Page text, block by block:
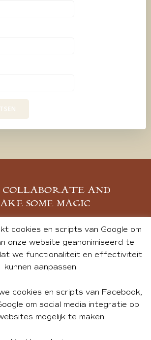
COLLABORATE AND
SOME MAGIC
MELD JE AAN
cookies en scripts van Google om
onze website geanonimiseerd te
we functionaliteit en effectiviteit
kunnen aanpassen.
cookies en scripts van Facebook,
om social media integratie op
mogelijk te maken.